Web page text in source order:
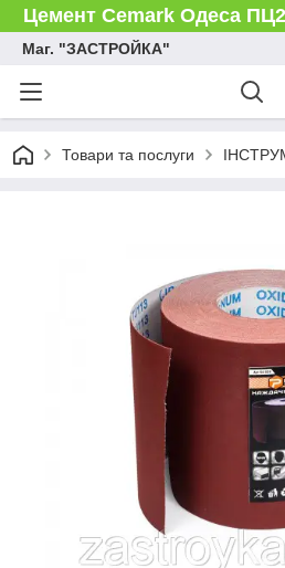
Цемент Cemark Одеса ПЦ2
Маг. "ЗАСТРОЙКА"
Товари та послуги